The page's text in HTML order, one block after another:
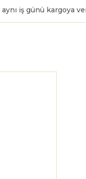
iş günü kargoya